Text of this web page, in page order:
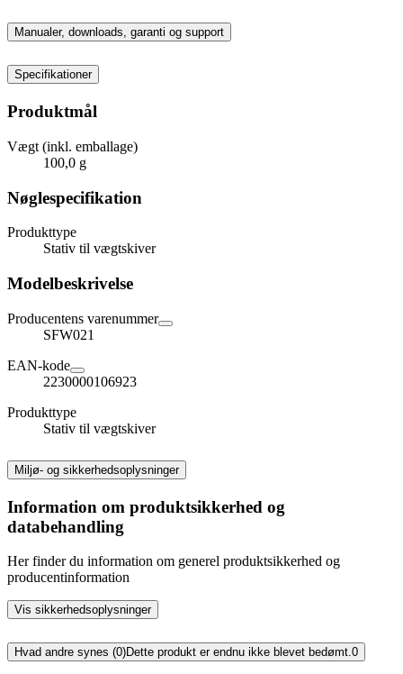
Manualer, downloads, garanti og support
Specifikationer
Produktmål
Vægt (inkl. emballage)
100,0 g
Nøglespecifikation
Produkttype
Stativ til vægtskiver
Modelbeskrivelse
Producentens varenummer
SFW021
EAN-kode
2230000106923
Produkttype
Stativ til vægtskiver
Miljø- og sikkerhedsoplysninger
Information om produktsikkerhed og
databehandling
Her finder du information om generel produktsikkerhed og
producentinformation
Vis sikkerhedsoplysninger
Hvad andre synes (0)Dette produkt er endnu ikke blevet bedømt.0